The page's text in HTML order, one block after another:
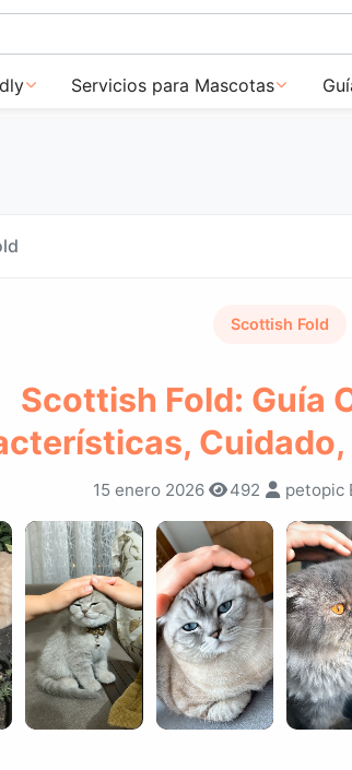
Servicios para Mascotas
Scottish Fold
Scottish Fold: Guía
15 enero 2026 492 petopic